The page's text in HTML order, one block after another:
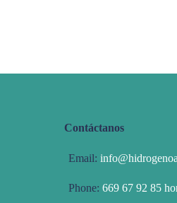
Contáctanos
Email:
Phone: 669 67 92 85